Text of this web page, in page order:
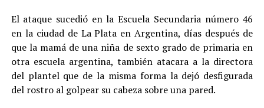
El ataque sucedió en la Escuela Secundaria número 46
en la ciudad de La Plata en Argentina, días después de
que la mamá de una niña de sexto grado de primaria en
otra escuela argentina, también atacara a la directora
del plantel que de la misma forma la dejó desfigurada
del rostro al golpear su cabeza sobre una pared.